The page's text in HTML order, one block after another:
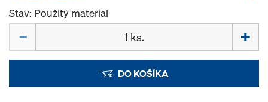
Stav: Použitý material
DO KOŠÍKA